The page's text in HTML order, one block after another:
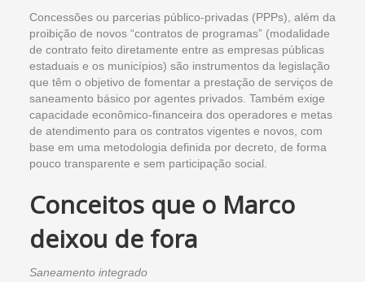
Concessões ou parcerias público-privadas (PPPs), além da
proibição de novos “contratos de programas” (modalidade
de contrato feito diretamente entre as empresas públicas
estaduais e os municípios) são instrumentos da legislação
que têm o objetivo de fomentar a prestação de serviços de
saneamento básico por agentes privados. Também exige
capacidade econômico-financeira dos operadores e metas
de atendimento para os contratos vigentes e novos, com
base em uma metodologia definida por decreto, de forma
pouco transparente e sem participação social.
Conceitos que o Marco
deixou de fora
Saneamento integrado